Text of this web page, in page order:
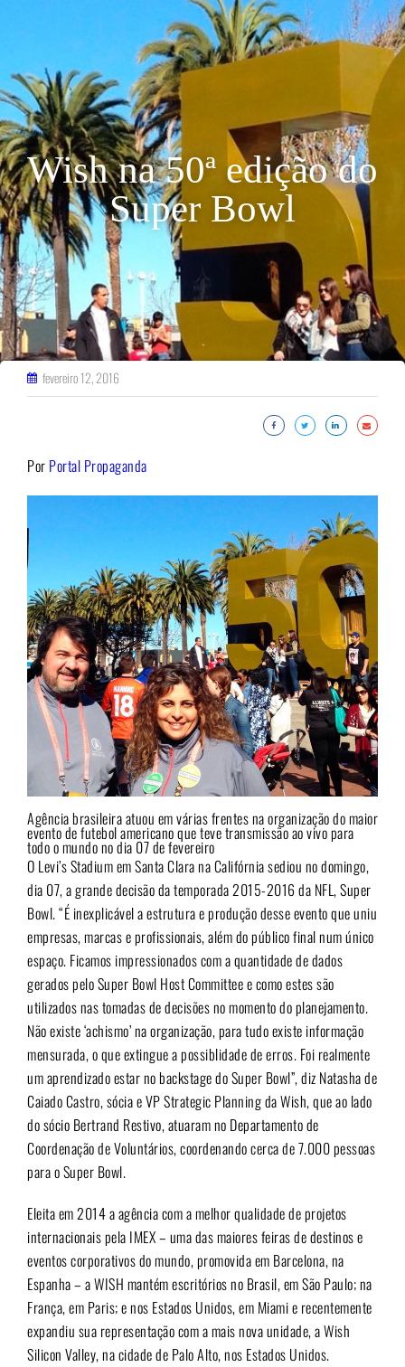
Wish na 50ª edição do
Super Bowl
fevereiro 12, 2016
Por Portal Propaganda
Agência brasileira atuou em várias frentes na organização do maior
evento de futebol americano que teve transmissão ao vivo para
todo o mundo no dia 07 de fevereiro
O Levi’s Stadium em Santa Clara na Califórnia sediou no domingo,
dia 07, a grande decisão da temporada 2015-2016 da NFL, Super
Bowl. “É inexplicável a estrutura e produção desse evento que uniu
empresas, marcas e profissionais, além do público final num único
espaço. Ficamos impressionados com a quantidade de dados
gerados pelo Super Bowl Host Committee e como estes são
utilizados nas tomadas de decisões no momento do planejamento.
Não existe ‘achismo’ na organização, para tudo existe informação
mensurada, o que extingue a possiblidade de erros. Foi realmente
um aprendizado estar no backstage do Super Bowl”, diz Natasha de
Caiado Castro, sócia e VP Strategic Planning da Wish, que ao lado
do sócio Bertrand Restivo, atuaram no Departamento de
Coordenação de Voluntários, coordenando cerca de 7.000 pessoas
para o Super Bowl.
Eleita em 2014 a agência com a melhor qualidade de projetos
internacionais pela IMEX – uma das maiores feiras de destinos e
eventos corporativos do mundo, promovida em Barcelona, na
Espanha – a WISH mantém escritórios no Brasil, em São Paulo; na
França, em Paris; e nos Estados Unidos, em Miami e recentemente
expandiu sua representação com a mais nova unidade, a Wish
Silicon Valley, na cidade de Palo Alto, nos Estados Unidos.